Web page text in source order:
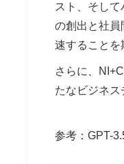
スト、そし
の創出と社員
速することを
さらに、
たなビジネス
参考：GPT-